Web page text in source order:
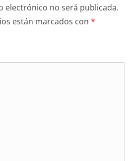
electrónico no será publicada.
están marcados con *